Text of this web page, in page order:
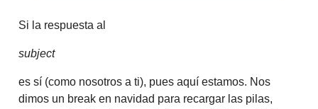
Si la respuesta al
subject
es sí (como nosotros a ti), pues aquí estamos. Nos
dimos un break en navidad para recargar las pilas,